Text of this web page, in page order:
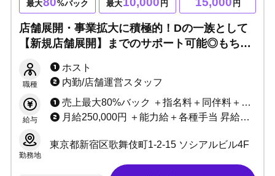
最大 %バック 最大 円 円
店舗展開・事業拡大に積極的！Dの一族として
【新規店舗展開】までのサポート可能◎もちろ
す
職種
ホスト
内勤/店舗運営スタッフ
給与
売上最大80%バック ＋指名料＋同伴料＋各種賞金
月給250,000円 ＋能力給＋各種手当 昇給随時
勤務地
東京都新宿区歌舞伎町1-2-15 ソシアルビル4F